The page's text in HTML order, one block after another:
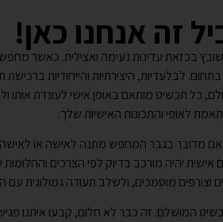
זה אנחנו כאן!
בכזאת עדינות נעימה ואצילית. כאשר
לבלעדיות, היצירתיות והייחודיות ברכישת
כל תכשיט מותאם באופן אישי לעונדת אותו
לאופי והתכונות האישיות שלך.
אם מדובר בגבר המחפש מתנה לאישה או
יהיה מורכב בדיוק לפי הצרכים
וצורפים מוסמכים, ולשלב תעודה גמולוגית עם
המושלם. זה כבר לא חלום, קבעו איתנו